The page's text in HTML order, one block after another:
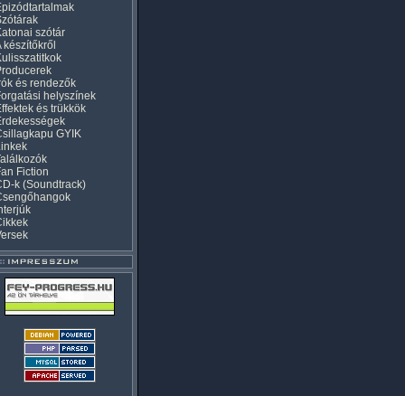
szótár
készítőkről
és rendezők
helyszínek
és trükkök
GYIK
Fiction
k (Soundtrack)